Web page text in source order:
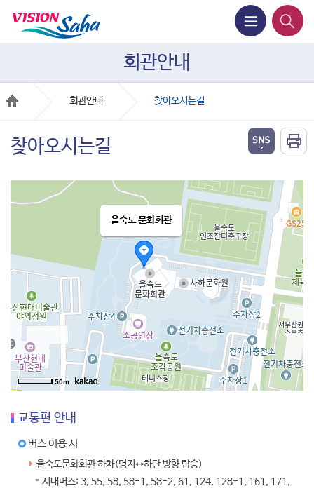
회관안내
회관안내 찾아오시는길
찾아오시는길
을숙도 문화회관
50m
교통편 안내
버스 이용 시
을숙도문화회관 하차(명지↔하단 방향 탑승)
시내버스: 3, 55, 58, 58-1, 58-2, 61, 124, 128-1, 161, 171,